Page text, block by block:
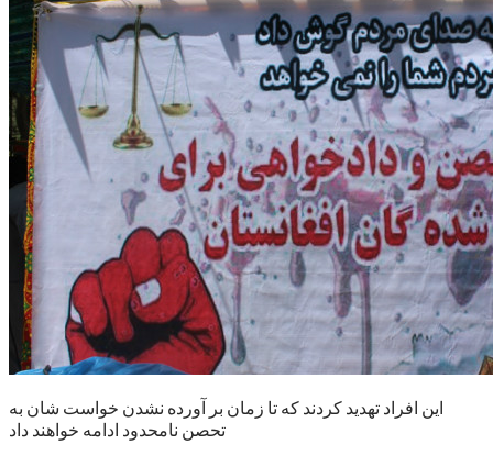
این افراد تهدید کردند که تا زمان بر آورده نشدن خواست شان به
تحصن نامحدود ادامه خواهند داد